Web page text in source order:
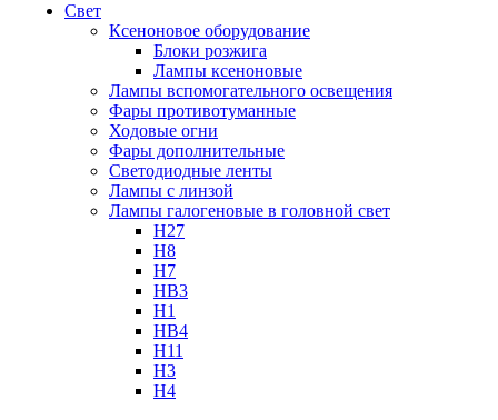
Свет
Ксеноновое оборудование
Блоки розжига
Лампы ксеноновые
Лампы вспомогательного освещения
Фары противотуманные
Ходовые огни
Фары дополнительные
Светодиодные ленты
Лампы с линзой
Лампы галогеновые в головной свет
H27
H8
H7
HB3
H1
HB4
H11
H3
H4